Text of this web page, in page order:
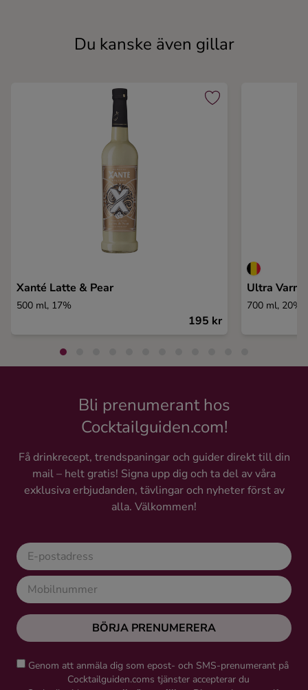
Du kanske även gillar
Xanté Latte & Pear
500 ml, 17%
195 kr
Ultra Varm
700 ml, 20%
Bli prenumerant hos
Cocktailguiden.com!
Få drinkrecept, trendspaningar och guider direkt till din
mail – helt gratis! Signa upp dig och ta del av våra
exklusiva erbjudanden, tävlingar och nyheter först av
alla. Välkommen!
BÖRJA PRENUMERERA
Genom att anmäla dig som epost- och SMS-prenumerant på
Cocktailguiden.coms tjänster accepterar du